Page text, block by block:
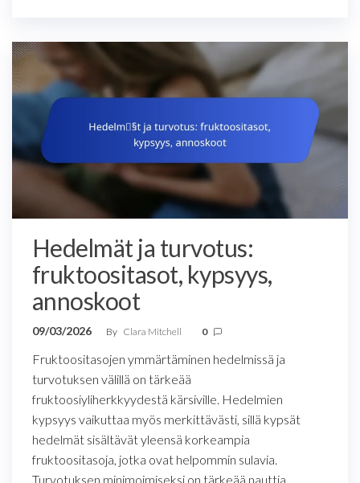
Hedelmät ja turvotus:
fruktoositasot, kypsyys,
annoskoot
09/03/2026 By Clara Mitchell 0
Fruktoositasojen ymmärtäminen hedelmissä ja
turvotuksen välillä on tärkeää
fruktoosiyliherkkyydestä kärsiville. Hedelmien
kypsyys vaikuttaa myös merkittävästi, sillä kypsät
hedelmät sisältävät yleensä korkeampia
fruktoositasoja, jotka ovat helpommin sulavia.
Turvotuksen minimoimiseksi on tärkeää nauttia